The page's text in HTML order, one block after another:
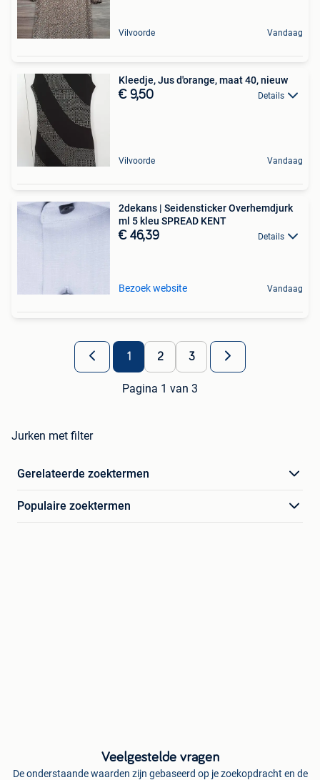
Vilvoorde Vandaag
Kleedje, Jus d'orange, maat 40, nieuw
€ 9,50 Details
Vilvoorde Vandaag
2dekans | Seidensticker Overhemdjurk
ml 5 kleu SPREAD KENT
€ 46,39 Details
Bezoek website Vandaag
1 2 3
Pagina 1 van 3
Jurken met filter
Gerelateerde zoektermen
Populaire zoektermen
Veelgestelde vragen
De onderstaande waarden zijn gebaseerd op je zoekopdracht en de